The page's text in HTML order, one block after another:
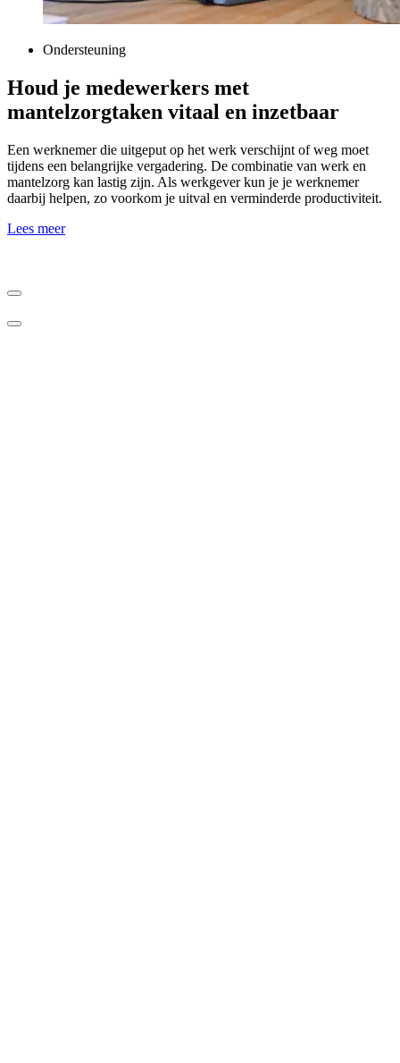
Ondersteuning
Houd je medewerkers met
mantelzorgtaken vitaal en inzetbaar
Een werknemer die uitgeput op het werk verschijnt of weg moet
tijdens een belangrijke vergadering. De combinatie van werk en
mantelzorg kan lastig zijn. Als werkgever kun je je werknemer
daarbij helpen, zo voorkom je uitval en verminderde productiviteit.
Lees meer